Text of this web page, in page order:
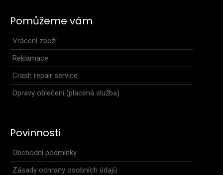
2 399 Kč
Pomůžeme vám
Vrácení zboží
Reklamace
Crash repair service
Opravy oblečení (placená služba)
Povinnosti
Obchodní podmínky
Zásady ochrany osobních údajů